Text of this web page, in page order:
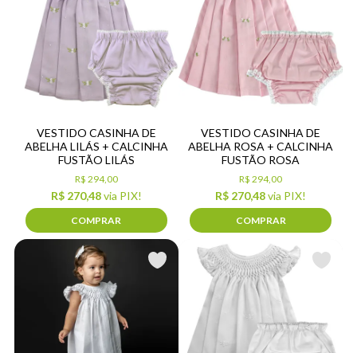
VESTIDO CASINHA DE
ABELHA LILÁS + CALCINHA
FUSTÃO LILÁS
R$ 270,48via PIX!
R$ 294,00
COMPRAR
VESTIDO CASINHA DE
ABELHA ROSA + CALCINHA
FUSTÃO ROSA
R$ 270,48via PIX!
R$ 294,00
COMPRAR